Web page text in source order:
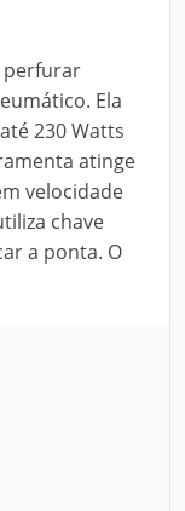
perfurar
Ela
230 Watts
atinge
velocidade
chave
a ponta. O